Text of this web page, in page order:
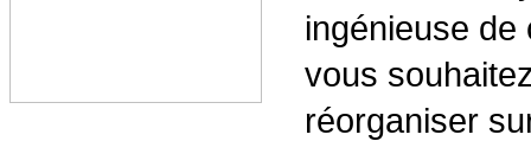
ingénieuse de
vous
réorganiser